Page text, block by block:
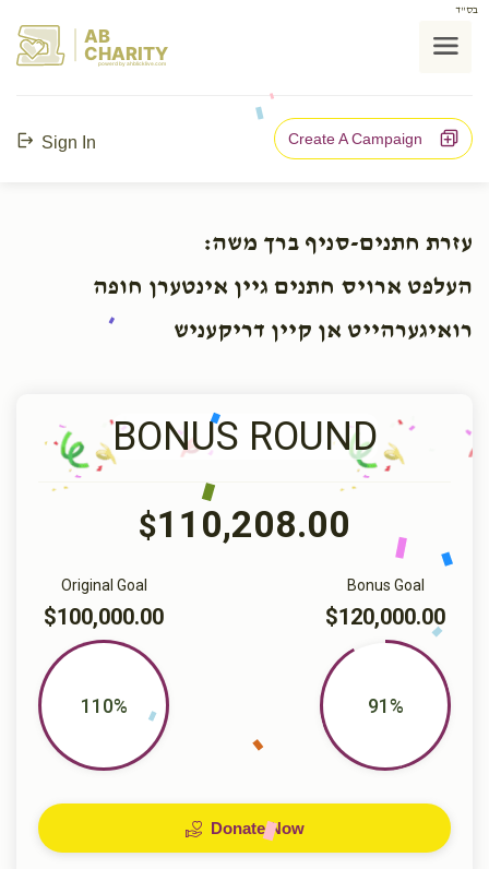
בס"ד
AB
CHARITY
powerd by ahblicklive.com
Sign In Create A Campaign
עזרת חתנים-סניף ברך משה:
העלפט ארויס חתנים גיין אינטערן חופה
רואיגערהייט אן קיין דריקעניש
BONUS ROUND
$110,208.00
Bonus Goal
$120,000.00
91%
Original Goal
$100,000.00
110%
Donate Now